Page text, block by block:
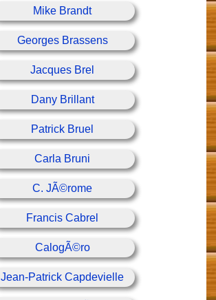
Mike Brandt
Georges Brassens
Jacques Brel
Dany Brillant
Patrick Bruel
Carla Bruni
C. JÃ©rome
Francis Cabrel
CalogÃ©ro
Jean-Patrick Capdevielle